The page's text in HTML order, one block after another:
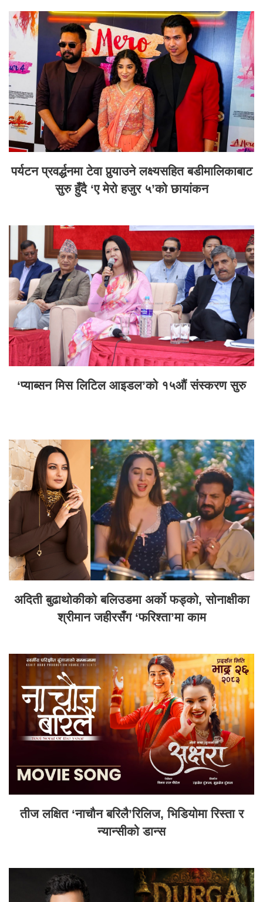
पर्यटन प्रवर्द्धनमा टेवा पुर्‍याउने लक्ष्यसहित बडीमालिकाबाट
सुरु हुँदै ‘ए मेरो हजुर ५’को छायांकन
‘प्याब्सन मिस लिटिल आइडल’को १५औं संस्करण सुरु
अदिती बुढाथोकीको बलिउडमा अर्को फड्को, सोनाक्षीका
श्रीमान जहीरसँग ‘फरिश्ता’मा काम
तीज लक्षित ‘नाचौन बरिलै’रिलिज, भिडियोमा रिस्ता र
न्यान्सीको डान्स